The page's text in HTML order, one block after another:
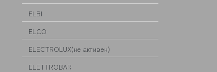
ELBI
ELCO
ELECTROLUX(не активен)
ELETTROBAR